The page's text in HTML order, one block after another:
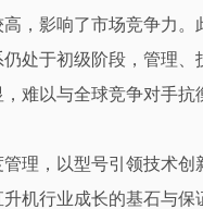
，影响了市场竞争力。
处于初级阶段，管理、
难以与全球竞争对手抗
理，以型号引领技术创
机行业成长的基石与保